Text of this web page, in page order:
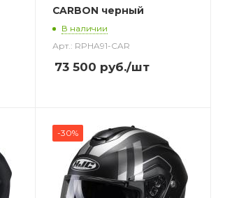
CARBON черный
В наличии
Арт.: RPHA91-CAR
73 500 руб./шт
-30%